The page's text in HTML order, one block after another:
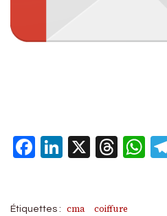
Facebook
LinkedIn
X
Étiquettes : cma coiffure